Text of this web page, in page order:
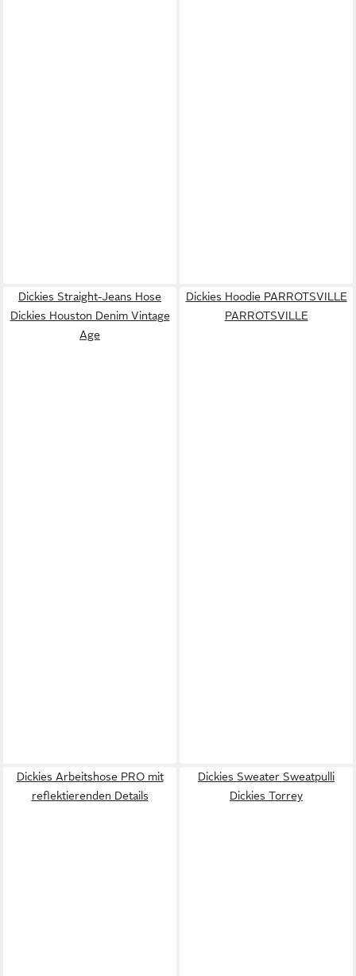
Dickies Straight-Jeans Hose
Dickies Houston Denim Vintage
Age
Dickies Hoodie PARROTSVILLE
PARROTSVILLE
Dickies Arbeitshose PRO mit
reflektierenden Details
Dickies Sweater Sweatpulli
Dickies Torrey